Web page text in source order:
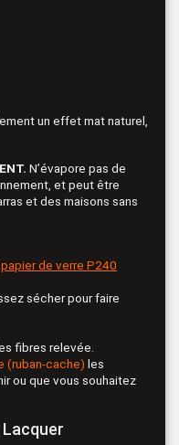
un effet mat naturel,
N’évapore pas de
et peut être
et des maisons sans
papier de verre P240
sécher pour faire
fibres relevée.
(ruban-cache) les
ou que vous souhaitez